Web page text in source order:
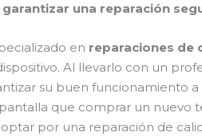
una reparación
en reparaciones de
Al llevarlo con un
su buen funcionamiento a
que comprar un nuevo
por una reparación de